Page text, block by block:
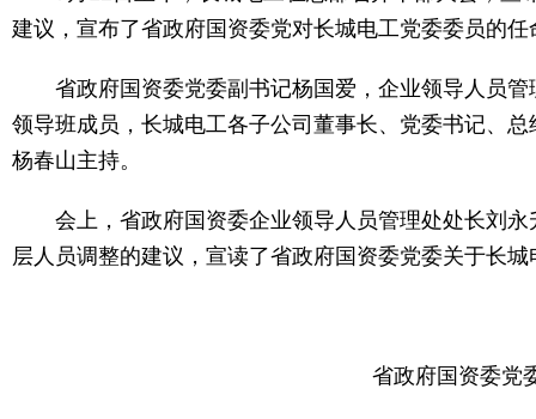
建议，宣布了省政府国资委党对长城电工党委委员的任
省政府国资委党委副书记杨国爱，企业领导人员管
领导班成员，长城电工各子公司董事长、党委书记、
杨春山主持。
会上，省政府国资委企业领导人员管理处处长刘永
层人员调整的建议，宣读了省政府国资委党委关于长
省政府国资委党